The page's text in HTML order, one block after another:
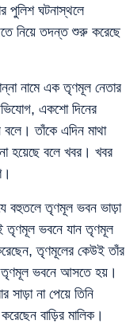
পুলিশ ঘটনাস্থলে
নিয়ে তদন্ত শুরু করেছে
নামে এক তৃণমূল নেতার
একশো দিনের
বলে। তাঁকে এদিন মাথা
হয়েছে বলে খবর। খবর
বহুতলে তৃণমূল ভবন ভাড়া
তৃণমূল ভবনে যান তৃণমূল
তৃণমূলের কেউই তাঁর
তৃণমূল ভবনে আসতে হয়।
না পেয়ে তিনি
বাড়ির মালিক।